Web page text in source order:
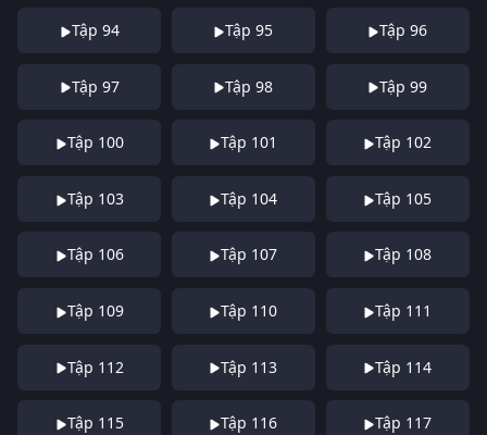
Tập 94 Tập 95 Tập 96
Tập 97 Tập 98 Tập 99
Tập 100 Tập 101 Tập 102
Tập 103 Tập 104 Tập 105
Tập 106 Tập 107 Tập 108
Tập 109 Tập 110 Tập 111
Tập 112 Tập 113 Tập 114
Tập 115 Tập 116 Tập 117